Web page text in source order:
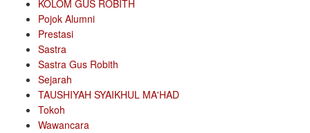
KOLOM GUS ROBITH
Pojok Alumni
Prestasi
Sastra
Sastra Gus Robith
Sejarah
TAUSHIYAH SYAIKHUL MA'HAD
Tokoh
Wawancara